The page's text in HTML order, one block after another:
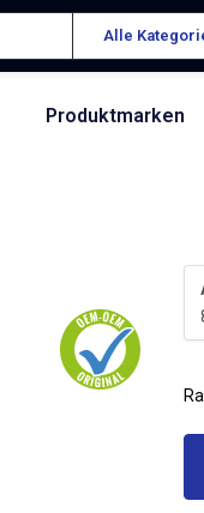
Alle
Produktmarken